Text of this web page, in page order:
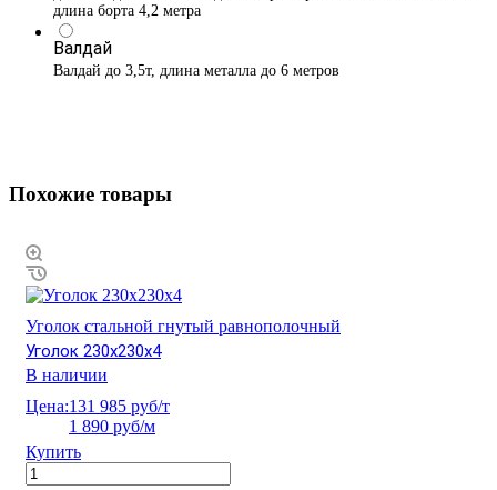
длина борта 4,2 метра
Валдай
Валдай до 3,5т, длина металла до 6 метров
Похожие товары
Уголок стальной гнутый равнополочный
Уголок 230х230х4
В наличии
Цена:131 985 руб/т
1 890 руб/м
Купить